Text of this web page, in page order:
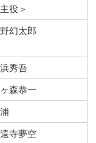
役＞
幻太郎
秀吾
森恭一
寺夢空